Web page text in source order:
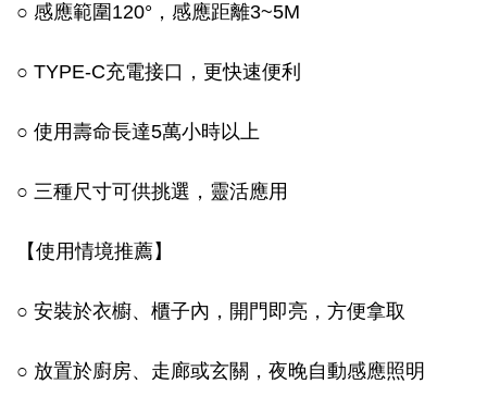
○ 感應範圍120°，感應距離3~5M
○ TYPE-C充電接口，更快速便利
○ 使用壽命長達5萬小時以上
○ 三種尺寸可供挑選，靈活應用
【使用情境推薦】
○ 安裝於衣櫥、櫃子內，開門即亮，方便拿取
○ 放置於廚房、走廊或玄關，夜晚自動感應照明